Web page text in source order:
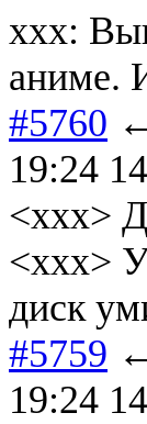
xxx:
аниме.
#5760
19:24
<xxx>
<xxx>
диск
#5759
19:24